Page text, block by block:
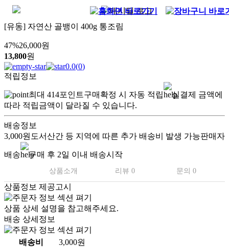
[유동] 자연산 골뱅이 400g 통조림
47%26,000원
13,800원
0.0(0)
적립정보
최대 414포인트구매확정 시 자동 적립
실결제 금액에
따라 적립금액이 달라질 수 있습니다.
배송정보
3,000원 도서산간 등 지역에 따른 추가 배송비 발생 가능판매자
배송 구매 후 2일 이내 배송시작
상품소개 리뷰 0 문의 0
.
상품정보 제공고시
상품 상세 설명을 참고해주세요.
배송 상세정보
배송비
3,000원